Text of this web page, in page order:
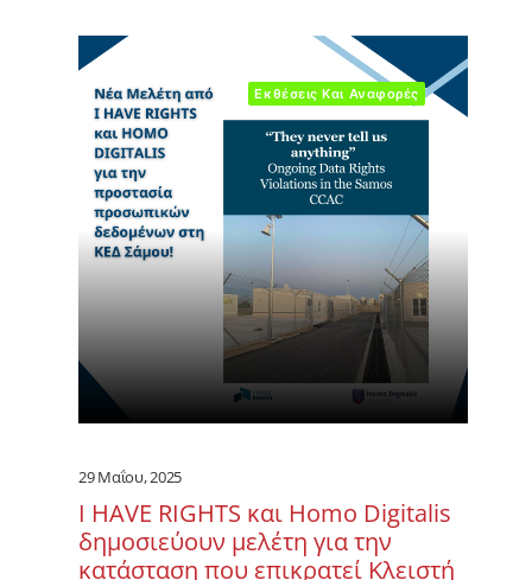
Εκθέσεις Και Αναφορές
29 Μαΐου, 2025
I HAVE RIGHTS και Homo Digitalis
δημοσιεύουν μελέτη για την
κατάσταση που επικρατεί Κλειστή